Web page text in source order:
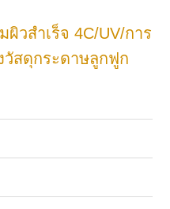
วสำเร็จ 4C/UV/การ
สดุกระดาษลูกฟูก